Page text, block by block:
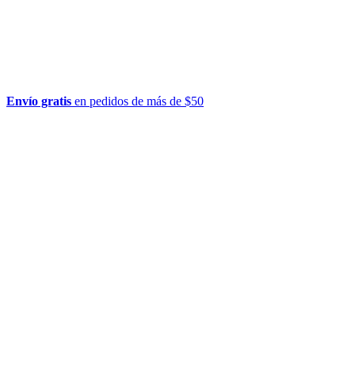
Envío gratis en pedidos de más de $50